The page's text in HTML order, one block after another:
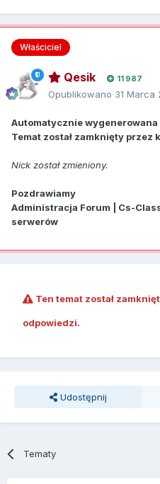
Właściciel
Qesik 11 987
Opublikowano 31 Marca
Automatycznie wygenerowana
Temat został zamknięty przez
Nick został zmieniony.
Pozdrawiamy
Administracja Forum | Cs-
serwerów
Ten temat został
odpowiedzi.
Udostępnij
Tematy